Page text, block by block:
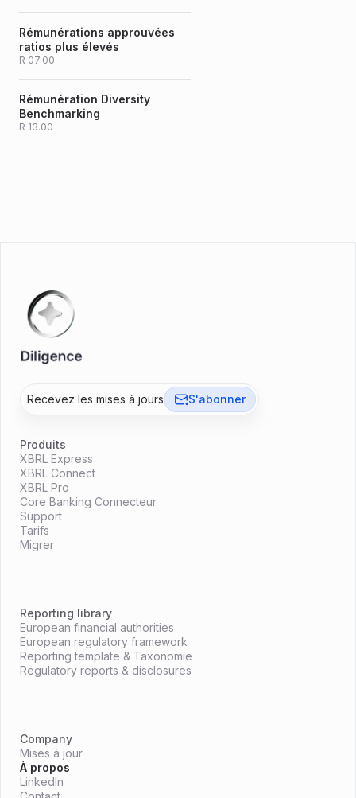
Rémunérations approuvées
ratios plus élevés
R 07.00
Rémunération Diversity
Benchmarking
R 13.00
Recevez les mises à jours S'abonner
Produits
XBRL Express
XBRL Connect
XBRL Pro
Core Banking Connecteur
Support
Tarifs
Migrer
Reporting library
European financial authorities
European regulatory framework
Reporting template & Taxonomie
Regulatory reports & disclosures
Company
Mises à jour
À propos
LinkedIn